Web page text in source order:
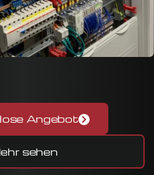
Angebot
sehen